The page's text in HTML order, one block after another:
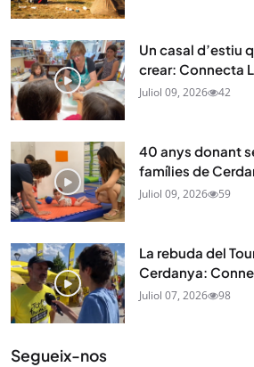
Un casal d’estiu
crear: Connecta
Juliol 09, 2026 42
40 anys donant
famílies de
Juliol 09, 2026 59
La rebuda del
Cerdanya:
Juliol 07, 2026 98
Segueix-nos